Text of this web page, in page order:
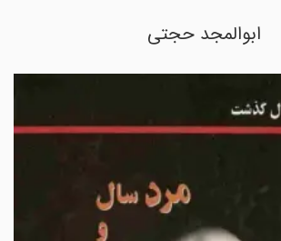
ابوالمجد حجتی